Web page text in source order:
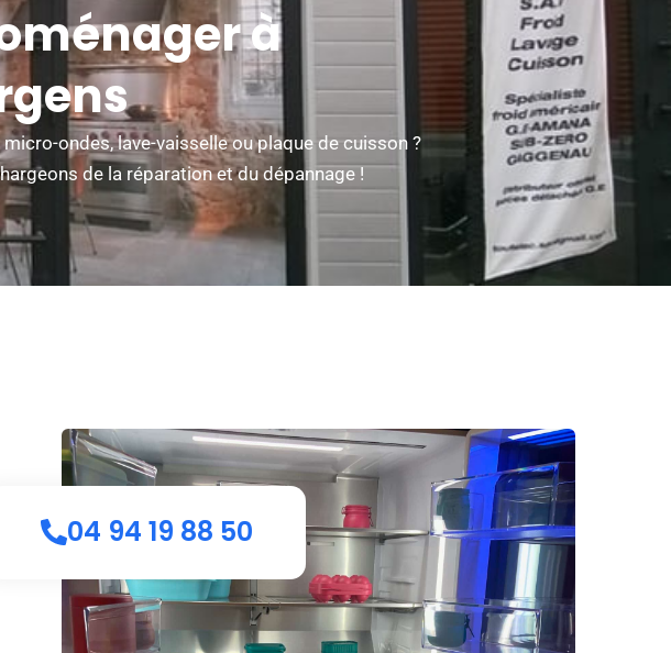
à
ondes, lave-vaisselle ou plaque de cuisson ?
de la réparation et du dépannage !
04 94 19 88 50